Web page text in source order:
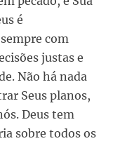
é
com
justas e
Não há nada
Seus planos,
Deus tem
sobre todos os